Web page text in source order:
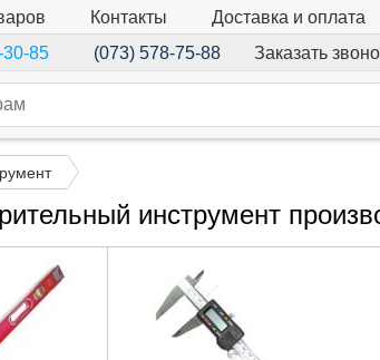
Контакты Доставка и оплата
85 (073) 578-75-88 Заказать
инструмент